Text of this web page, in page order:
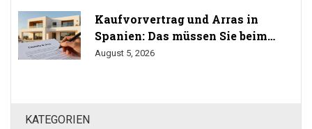
Kaufvorvertrag und Arras in
Spanien: Das müssen Sie beim
Immobilienkauf wissen
August 5, 2026
KATEGORIEN